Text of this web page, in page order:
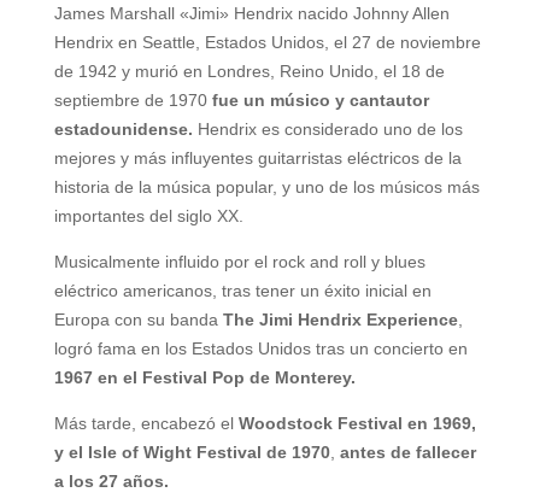
James Marshall «Jimi» Hendrix nacido Johnny Allen
Hendrix en Seattle, Estados Unidos, el 27 de noviembre
de 1942 y murió en Londres, Reino Unido, el 18 de
septiembre de 1970 fue un músico y cantautor
estadounidense. Hendrix es considerado uno de los
mejores y más influyentes guitarristas eléctricos de la
historia de la música popular, y uno de los músicos más
importantes del siglo XX.
Musicalmente influido por el rock and roll y blues
eléctrico americanos, tras tener un éxito inicial en
Europa con su banda The Jimi Hendrix Experience,
logró fama en los Estados Unidos tras un concierto en
1967 en el Festival Pop de Monterey.
Más tarde, encabezó el Woodstock Festival en 1969,
y el Isle of Wight Festival de 1970, antes de fallecer
a los 27 años.